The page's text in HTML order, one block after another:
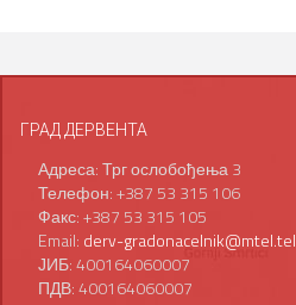
ГРАД ДЕРВЕНТА
Адреса: Трг ослобођења 3
Телефон: +387 53 315 106
Факс: +387 53 315 105
Email: derv-gradonacelnik@mtel.tel
ЈИБ: 400164060007
ПДВ: 400164060007